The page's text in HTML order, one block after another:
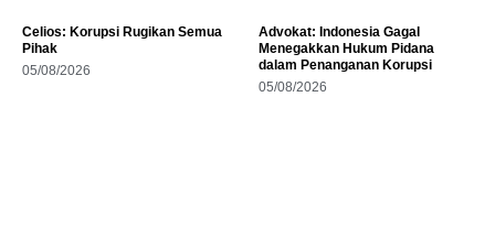
Celios: Korupsi Rugikan Semua
Pihak
05/08/2026
Advokat: Indonesia Gagal
Menegakkan Hukum Pidana
dalam Penanganan Korupsi
05/08/2026